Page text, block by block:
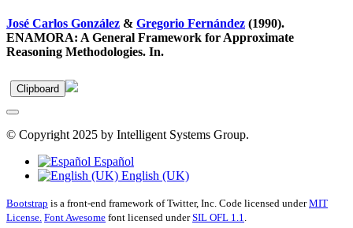
José Carlos González & Gregorio Fernández (1990).
ENAMORA: A General Framework for Approximate
Reasoning Methodologies. In.
Clipboard
© Copyright 2025 by Intelligent Systems Group.
Español
English (UK)
Bootstrap is a front-end framework of Twitter, Inc. Code licensed underMIT
License. Font Awesome font licensed underSIL OFL 1.1